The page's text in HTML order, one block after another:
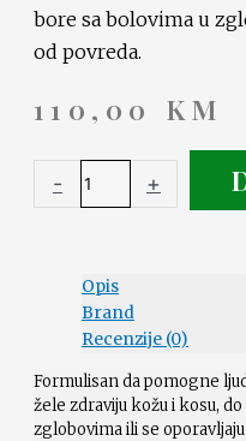
bore sa bolovima u
od povreda.
110,00 KM
- +
Opis
Brand
Recenzije (0)
Formulisan da pomogne
žele zdraviju kožu i kosu,
zglobovima ili se